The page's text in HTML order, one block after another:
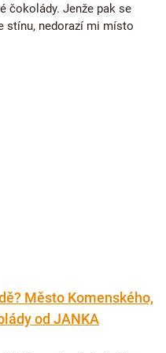
čokolády. Jenže pak se
stínu, nedorazí mi místo
Město Komenského,
od JANKA